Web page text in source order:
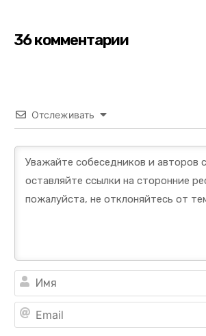
36 комментарии
Отслеживать